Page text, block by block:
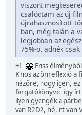
viszont
csalódtam az új
újrahasznosított
ban, még talán a
legjobban az
75%-ot adnék
+1
Friss
Kínos az önreflexió a
nézőre, hogy igen,
forgatókönyvet így
ilyen gyengék a
van R2D2, hé, itt van